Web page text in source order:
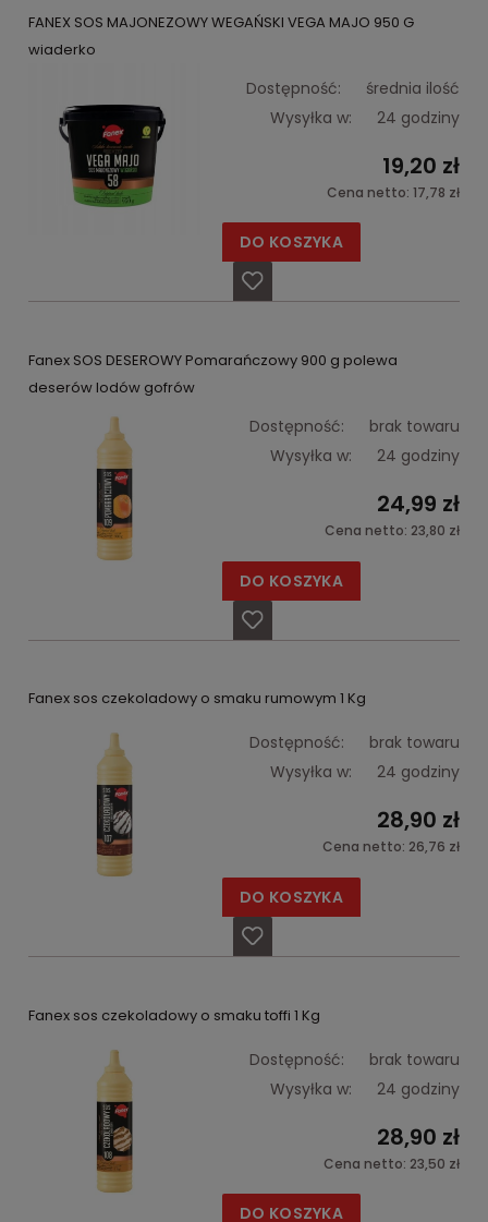
FANEX SOS MAJONEZOWY WEGAŃSKI VEGA MAJO 950 G
wiaderko
Dostępność:
średnia ilość
Wysyłka w:
24 godziny
19,20 zł
Cena netto: 17,78 zł
DO KOSZYKA
Fanex SOS DESEROWY Pomarańczowy 900 g polewa
deserów lodów gofrów
Dostępność:
brak towaru
Wysyłka w:
24 godziny
24,99 zł
Cena netto: 23,80 zł
DO KOSZYKA
Fanex sos czekoladowy o smaku rumowym 1 Kg
Dostępność:
brak towaru
Wysyłka w:
24 godziny
28,90 zł
Cena netto: 26,76 zł
DO KOSZYKA
Fanex sos czekoladowy o smaku toffi 1 Kg
Dostępność:
brak towaru
Wysyłka w:
24 godziny
28,90 zł
Cena netto: 23,50 zł
DO KOSZYKA